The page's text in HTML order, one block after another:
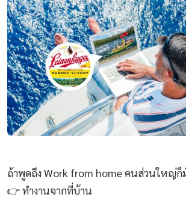
ถ้าพูดถึง Work from home คนส่วนใหญ่ก็
👉 ทำงานจากที่บ้าน